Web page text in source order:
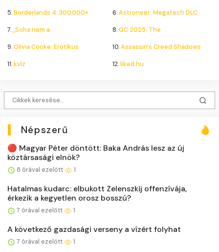
5.Borderlands 4: 300.000+ 6.Astroneer: Megatech DLC
7.„Soha nem a 8.GC 2025: The
9.Olivia Cooke: Erotikus 10.Assassin's Creed Shadows
11.kvíz 12.liked.hu
Népszerű
🔴 Magyar Péter döntött: Baka András lesz az új
köztársasági elnök?
8 órával ezelőtt 1
Hatalmas kudarc: elbukott Zelenszkij offenzívája,
érkezik a kegyetlen orosz bosszú?
7 órával ezelőtt 1
A következő gazdasági verseny a vízért folyhat
7 órával ezelőtt 1